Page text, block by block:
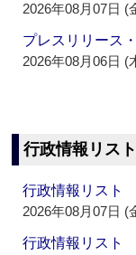
2026年08月07日 (
プレスリリース
2026年08月06日 (
行政情報リスト
行政情報リスト
2026年08月07日 (
行政情報リスト